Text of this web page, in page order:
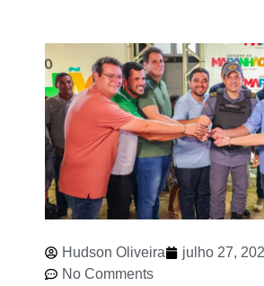
Hudson Oliveira julho 27,
No Comments